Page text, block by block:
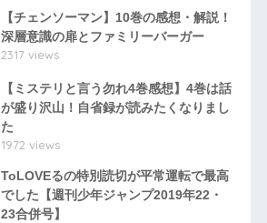
【チェンソーマン】10巻の感想・解説！
深層意識の扉とファミリーバーガー
2317 views
【ミステリと言う勿れ4巻感想】4巻は話
が盛り沢山！自省録が読みたくなりまし
た
1972 views
ToLOVEるの特別読切が平常運転で最高
でした【週刊少年ジャンプ2019年22・
23合併号】